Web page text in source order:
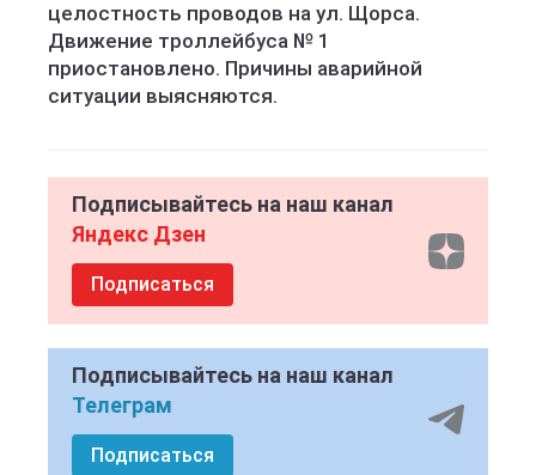
целостность проводов на ул. Щорса.
Движение троллейбуса № 1
приостановлено. Причины аварийной
ситуации выясняются.
Подписывайтесь на наш канал
Яндекс Дзен
Подписаться
Подписывайтесь на наш канал
Телеграм
Подписаться